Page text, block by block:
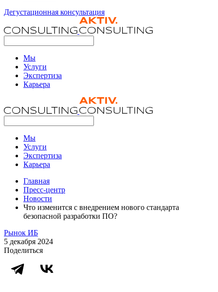
Дегустационная консультация
Мы
Услуги
Экспертиза
Карьера
Мы
Услуги
Экспертиза
Карьера
Главная
Пресс-центр
Новости
Что изменится с внедрением нового стандарта
безопасной разработки ПО?
Рынок ИБ
5 декабря 2024
Поделиться